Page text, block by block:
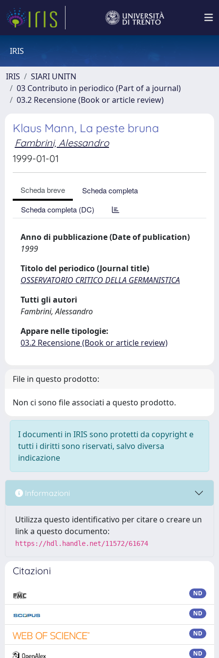
IRIS
IRIS
SIARI UNITN
03 Contributo in periodico (Part of a journal)
03.2 Recensione (Book or article review)
Klaus Mann, La peste bruna
Fambrini, Alessandro
1999-01-01
Scheda breve
Scheda completa
Scheda completa (DC)
Anno di pubblicazione (Date of publication)
1999
Titolo del periodico (Journal title)
OSSERVATORIO CRITICO DELLA GERMANISTICA
Tutti gli autori
Fambrini, Alessandro
Appare nelle tipologie:
03.2 Recensione (Book or article review)
File in questo prodotto:
Non ci sono file associati a questo prodotto.
I documenti in IRIS sono protetti da copyright e
tutti i diritti sono riservati, salvo diversa
indicazione
Informazioni
Utilizza questo identificativo per citare o creare un
link a questo documento:
https://hdl.handle.net/11572/61674
Citazioni
ND
ND
ND
ND